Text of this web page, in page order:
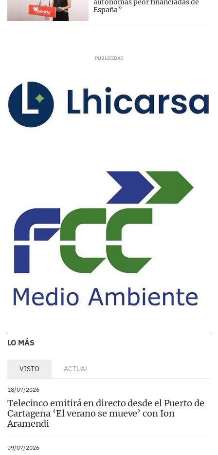
autónomas peor financiadas de
España”
LO MÁS
VISTO ACTUAL
18/07/2026
Telecinco emitirá en directo desde el Puerto de
Cartagena ‘El verano se mueve’ con Ion
Aramendi
09/07/2026